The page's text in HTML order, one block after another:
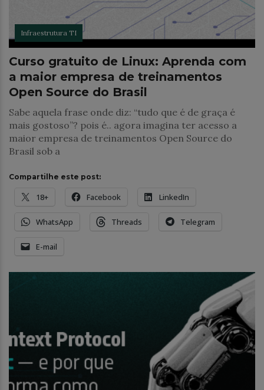
Infraestrutura TI
Curso gratuito de Linux: Aprenda com
a maior empresa de treinamentos
Open Source do Brasil
Sabe aquela frase onde diz: “tudo que é de graça é
mais gostoso”? pois é.. agora imagina ter acesso a
maior empresa de treinamentos Open Source do
Brasil sob a
Compartilhe este post:
18+ Facebook LinkedIn
WhatsApp Threads Telegram
E-mail